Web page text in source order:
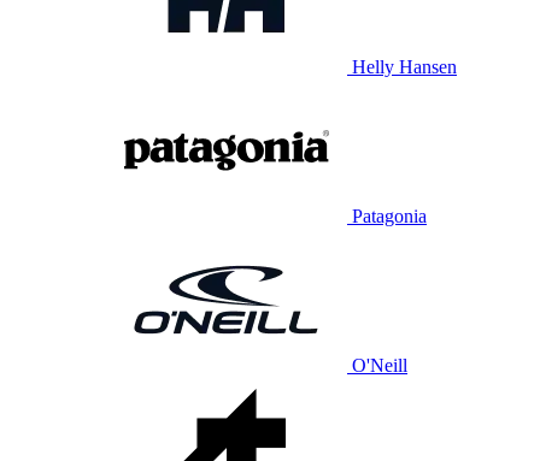
Helly Hansen
Patagonia
O'Neill